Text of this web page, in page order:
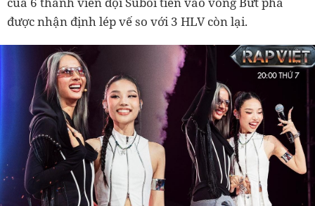
được nhận định lép vế so với 3 HLV còn lại.